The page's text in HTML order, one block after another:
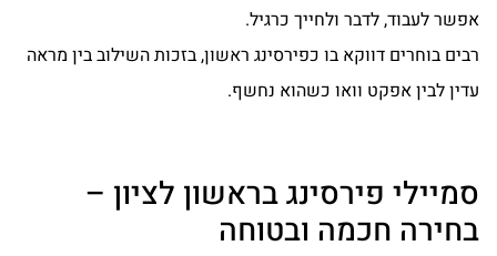
אפשר לעבוד, לדבר ולחייך כרגיל.
רבים בוחרים דווקא בו כפירסינג ראשון, בזכות השילוב בין מראה
עדין לבין אפקט וואו כשהוא נחשף.
סמיילי פירסינג בראשון לציון –
בחירה חכמה ובטוחה